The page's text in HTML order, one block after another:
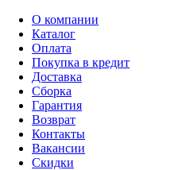
О компании
Каталог
Оплата
Покупка в кредит
Доставка
Сборка
Гарантия
Возврат
Контакты
Вакансии
Скидки